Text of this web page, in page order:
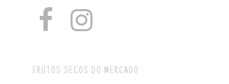
FRUTOS SECOS DO MERCADO